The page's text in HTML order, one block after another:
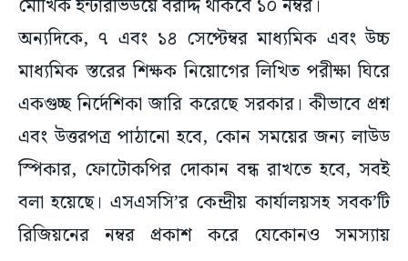
মৌখিক ইন্টারভিউয়ে বরাদ্দ থাকবে ১০ নম্বর।
অন্যদিকে, ৭ এবং ১৪ সেপ্টেম্বর মাধ্যমিক এবং উচ্চ
মাধ্যমিক স্তরের শিক্ষক নিয়োগের লিখিত পরীক্ষা ঘিরে
একগুচ্ছ নির্দেশিকা জারি করেছে সরকার। কীভাবে প্রশ্ন
এবং উত্তরপত্র পাঠানো হবে, কোন সময়ের জন্য লাউড
স্পিকার, ফোটোকপির দোকান বন্ধ রাখতে হবে, সবই
বলা হয়েছে। এসএসসি’র কেন্দ্রীয় কার্যালয়সহ সবক’টি
রিজিয়নের নম্বর প্রকাশ করে যেকোনও সমস্যায়